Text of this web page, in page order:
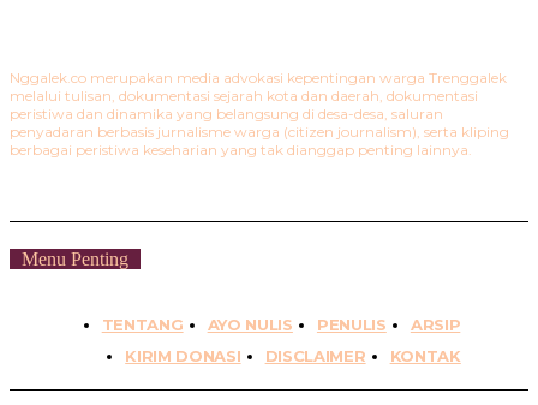
Nggalek.co merupakan media advokasi kepentingan warga Trenggalek
melalui tulisan, dokumentasi sejarah kota dan daerah, dokumentasi
peristiwa dan dinamika yang belangsung di desa-desa, saluran
penyadaran berbasis jurnalisme warga (citizen journalism), serta kliping
berbagai peristiwa keseharian yang tak dianggap penting lainnya.
Menu Penting
TENTANG AYO NULIS PENULIS
ARSIP
KIRIM DONASI
DISCLAIMER KONTAK